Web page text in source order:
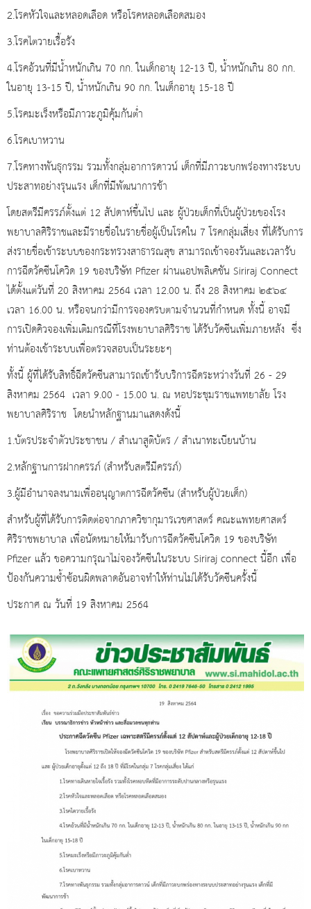
2.โรคหัวใจและหลอดเลือด หรือโรคหลอดเลือดสมอง
3.โรคไตวายเรื้อรัง
4.โรคอ้วนที่มีน้ำหนักเกิน 70 กก. ในเด็กอายุ 12-13 ปี, น้ำหนักเกิน 80 กก.
ในอายุ 13-15 ปี, น้ำหนักเกิน 90 กก. ในเด็กอายุ 15-18 ปี
5.โรคมะเร็งหรือมีภาวะภูมิคุ้มกันต่ำ
6.โรคเบาหวาน
7.โรคทางพันธุกรรม รวมทั้งกลุ่มอาการดาวน์ เด็กที่มีภาวะบกพร่องทางระบบ
ประสาทอย่างรุนแรง เด็กที่มีพัฒนาการช้า
โดยสตรีมีครรภ์ตั้งแต่ 12 สัปดาห์ขึ้นไป และ ผู้ป่วยเด็กที่เป็นผู้ป่วยของโรง
พยาบาลศิริราชและมีรายชื่อในรายชื่อผู้เป็นโรคใน 7 โรคกลุ่มเสี่ยง ที่ได้รับการ
ส่งรายชื่อเข้าระบบของกระทรวงสาธารณสุข สามารถเข้าจองวันและเวลารับ
การฉีดวัคซีนโควิด 19 ของบริษัท Pfizer ผ่านแอปพลิเคชัน Siriraj Connect
ได้ตั้งแต่วันที่ 20 สิงหาคม 2564 เวลา 12.00 น. ถึง 28 สิงหาคม ๒๕๖๔
เวลา 16.00 น. หรือจนกว่ามีการจองครบตามจำนวนที่กำหนด ทั้งนี้ อาจมี
การเปิดคิวจองเพิ่มเติมกรณีที่โรงพยาบาลศิริราช ได้รับวัคซีนเพิ่มภายหลัง ซึ่ง
ท่านต้องเข้าระบบเพื่อตรวจสอบเป็นระยะๆ
ทั้งนี้ ผู้ที่ได้รับสิทธิ์ฉีดวัคซีนสามารถเข้ารับบริการฉีดระหว่างวันที่ 26 - 29
สิงหาคม 2564 เวลา 9.00 - 15.00 น. ณ หอประชุมราชแพทยาลัย โรง
พยาบาลศิริราช โดยนำหลักฐานมาแสดงดังนี้
1.บัตรประจำตัวประชาชน / สำเนาสูติบัตร / สำเนาทะเบียนบ้าน
2.หลักฐานการฝากครรภ์ (สำหรับสตรีมีครรภ์)
3.ผู้มีอำนาจลงนามเพื่ออนุญาตการฉีดวัคซีน (สำหรับผู้ป่วยเด็ก)
สำหรับผู้ที่ได้รับการติดต่อจากภาควิชากุมารเวชศาสตร์ คณะแพทยศาสตร์
ศิริราชพยาบาล เพื่อนัดหมายให้มารับการฉีดวัคซีนโควิด 19 ของบริษัท
Pfizer แล้ว ขอความกรุณาไม่จองวัคซีนในระบบ Siriraj connect นี้อีก เพื่อ
ป้องกันความซ้ำซ้อนผิดพลาดอันอาจทำให้ท่านไม่ได้รับวัคซีนครั้งนี้
ประกาศ ณ วันที่ 19 สิงหาคม 2564